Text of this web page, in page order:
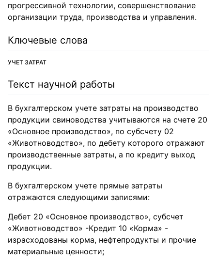
прогрессивной технологии, совершенствование
организации труда, производства и управления.
Ключевые слова
УЧЕТ ЗАТРАТ
Текст научной работы
В бухгалтерском учете затраты на производство
продукции свиноводства учитываются на счете 20
«Основное производство», по субсчету 02
«Животноводство», по дебету которого отражают
производственные затраты, а по кредиту выход
продукции.
В бухгалтерском учете прямые затраты
отражаются следующими записями:
Дебет 20 «Основное производство», субсчет
«Животноводство» -Кредит 10 «Корма» -
израсходованы корма, нефтепродукты и прочие
материальные ценности;